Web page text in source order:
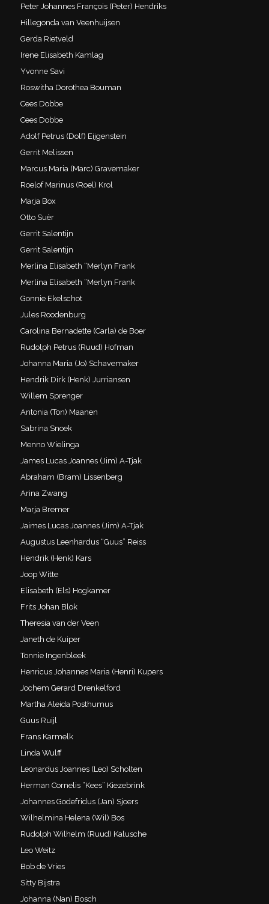
Peter Johannes François (Peter) Hendriks
Hillegonda van Veenhuijsen
Gerda Rietveld
Irene Elisabeth Kamlag
Yvonne Savi
Roswitha Dorothea Bouman
Cees Dobbe
Cees Dobbe
Adolf Petrus (Dolf) Eijgenstein
Gerrit Melissen
Marcus Maria (Marc) Gravemaker
Roelof Marinus (Roel) Krol
Marja Box
Otto Suèr
Gerrit Salentijn
Gerrit Salentijn
Merlina Elisabeth “Merlyn Frank
Merlina Elisabeth “Merlyn Frank
Gonnie Ekelschot
Jules Roodenburg
Carolina Bernadette (Carla) de Boer
Rudolph Petrus (Ruud) Hofman
Johanna Maria (Jo) Schavemaker
Hendrik Dirk (Henk) Jurriansen
Willem Sprenger
Antonia (Ton) Maanen
Sabrina Snoek
Menno Wielinga
James Lucas Joannes (Jim) A-Tjak
Abraham (Bram) Lissenberg
Arina Zwang
Marja Bremer
Jaimes Lucas Joannes (Jim) A-Tjak
Augustus Leenhardus “Guus” Reiss
Hendrik (Henk) Kars
Joop Witte
Elisabeth (Els) Hogkamer
Frits Johan Blok
Theresia van der Veen
Janeth de Kuiper
Tonnie Ingenbleek
Henricus Johannes Maria (Henri) Kupers
Jochem Gerard Drenkelford
Martha Aleida Posthumus
Guus Ruijl
Frans Karmelk
Linda Wulff
Leonardus Joannes (Leo) Scholten
Herman Cornelis “Kees” Kiezebrink
Johannes Godefridus (Jan) Sjoers
Wilhelmina Helena (Wil) Bos
Rudolph Wilhelm (Ruud) Kalusche
Leo Weitz
Bob de Vries
Sitty Bijstra
Johanna (Nan) Bosch